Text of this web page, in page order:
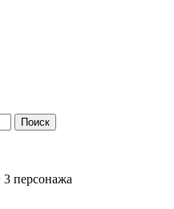
персонажа